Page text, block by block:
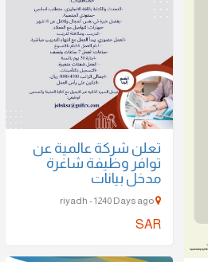
تعلن شركة عالمية عن
توافر وظيفة شاغرة
مدخل بيانات
SAR